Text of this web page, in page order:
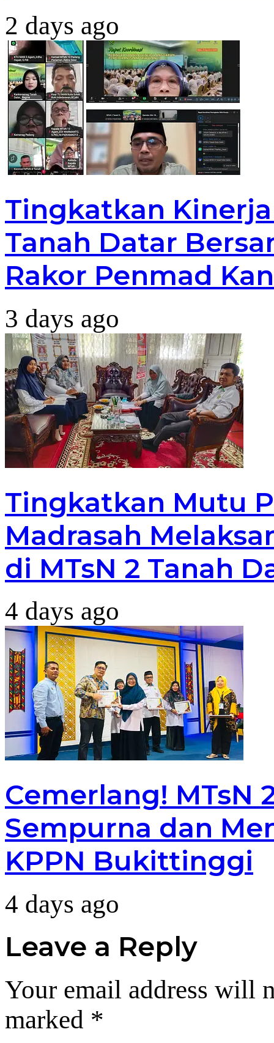
2 days ago
Tingkatkan
Tanah Datar
Rakor Penmad
3 days ago
Tingkatkan Mutu
Madrasah
di MTsN 2 Tanah
4 days ago
Cemerlang! MTsN
Sempurna dan
KPPN Bukittinggi
4 days ago
Leave a Reply
Your email address will
marked *